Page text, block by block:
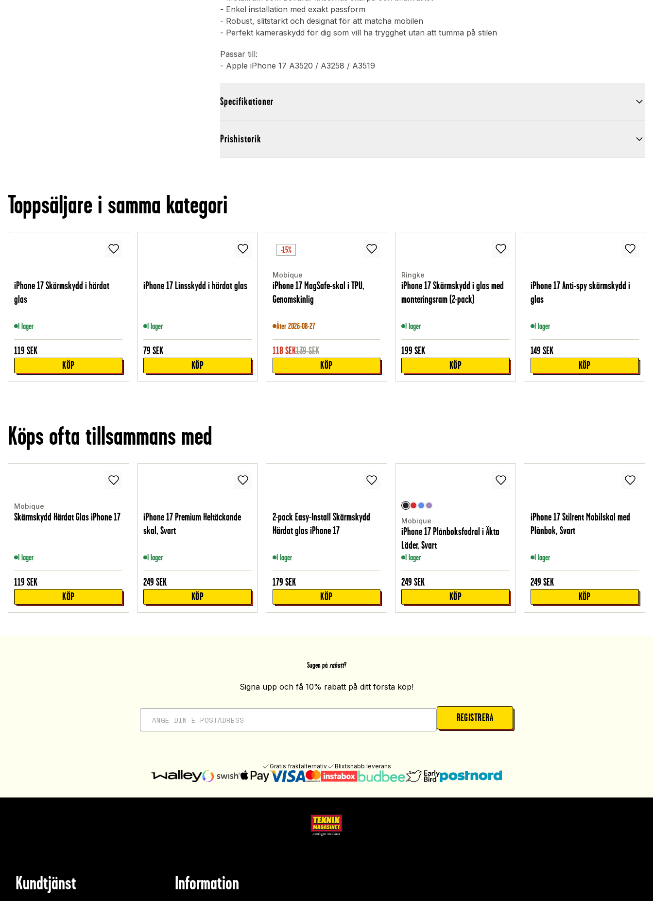
- Enkel installation med exakt passform
- Robust, slitstarkt och designat för att matcha mobilen
- Perfekt kameraskydd för dig som vill ha trygghet utan att tumma på stilen
Passar till:
- Apple iPhone 17 A3520 / A3258 / A3519
Specifikationer
Prishistorik
Toppsäljare i samma kategori
iPhone 17 Skärmskydd i härdat
glas
I lager
119 SEK
KÖP
iPhone 17 Linsskydd i härdat glas
I lager
79 SEK
KÖP
-15%
Mobique
iPhone 17 MagSafe-skal i TPU,
Genomskinlig
Åter 2026-08-27
118SEK139SEK
KÖP
Ringke
iPhone 17 Skärmskydd i glas med
monteringsram (2-pack)
I lager
199 SEK
KÖP
iPhone 17 Anti-spy skärmskydd i
glas
I lager
149 SEK
KÖP
Köps ofta tillsammans med
Mobique
Skärmskydd Härdat Glas iPhone 17
I lager
119 SEK
KÖP
iPhone 17 Premium Heltäckande
skal, Svart
I lager
249 SEK
KÖP
2-pack Easy-Install Skärmskydd
Härdat glas iPhone 17
I lager
179 SEK
KÖP
Mobique
iPhone 17 Plånboksfodral i Äkta
Läder, Svart
I lager
249 SEK
KÖP
iPhone 17 Stilrent Mobilskal med
Plånbok, Svart
I lager
249 SEK
KÖP
Sugen på rabatt?
Signa upp och få 10% rabatt på ditt första köp!
REGISTRERA
Gratis fraktalternativ Blixtsnabb leverans
Kundtjänst Information